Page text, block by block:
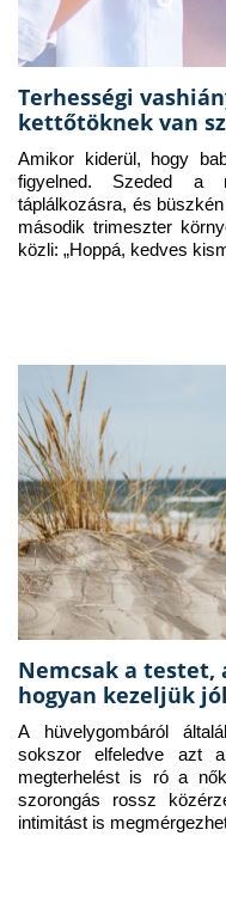
Terhességi
kettőtöknek van
Amikor kiderül, hogy
figyelned. Szeded a
táplálkozásra, és
második trimeszter
közli: „Hoppá, kedves
Nemcsak a testet,
hogyan kezeljük
A hüvelygombáról
sokszor elfeledve azt
megterhelést is ró a
szorongás rossz
intimitást is